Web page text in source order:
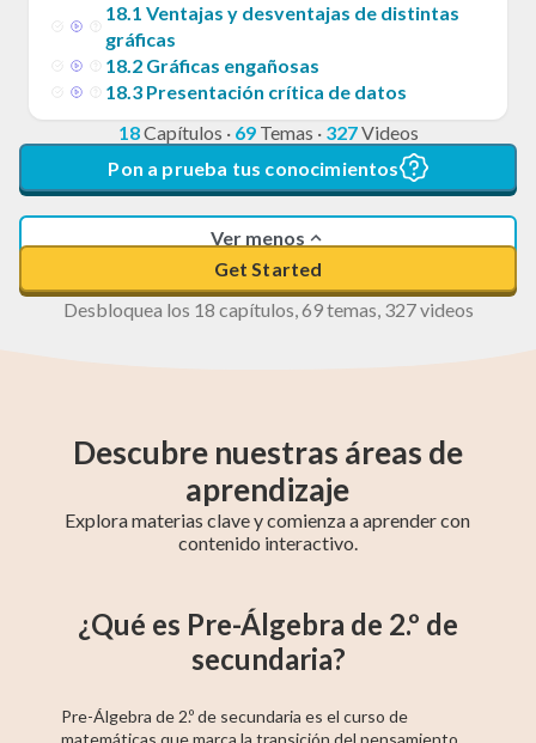
18.1 Ventajas y desventajas de distintas
gráficas
18.2 Gráficas engañosas
18.3 Presentación crítica de datos
18Capítulos · 69Temas · 327Videos
Pon a prueba tus conocimientos
Ver menos
Get Started
Desbloquea los 18 capítulos, 69 temas, 327 videos
Descubre nuestras áreas de
aprendizaje
Explora materias clave y comienza a aprender con
contenido interactivo.
Álgebra Superior
Intermedia
Álgebra Básica
Cálculo
¿Qué es Pre-Álgebra de 2.º de
secundaria?
Pre-Álgebra de 2.º de secundaria es el curso de
matemáticas que marca la transición del pensamiento